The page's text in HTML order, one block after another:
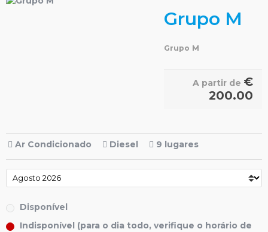
Grupo M
Grupo M
A partir de €
200.00
Ar Condicionado Diesel 9 lugares
Disponível
Indisponível (para o dia todo, verifique o horário de